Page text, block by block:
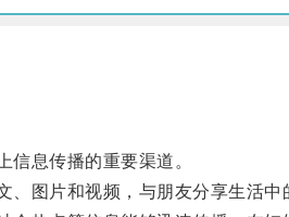
息传播的重要渠道。
图片和视频，与朋友分享生活中